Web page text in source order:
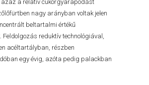
azaz a relatív cukorgyarapodást
nagy arányban voltak jelen
beltartalmi értékű
Feldolgozás reduktív technológiával,
acéltartályban, részben
egy évig, azóta pedig palackban